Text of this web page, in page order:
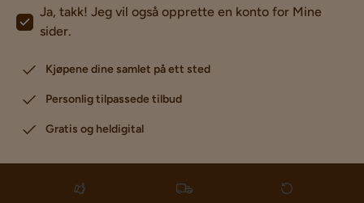
Ja, takk! Jeg vil også opprette en konto for Mine
sider.
Kjøpene dine samlet på ett sted
Personlig tilpassede tilbud
Gratis og heldigital